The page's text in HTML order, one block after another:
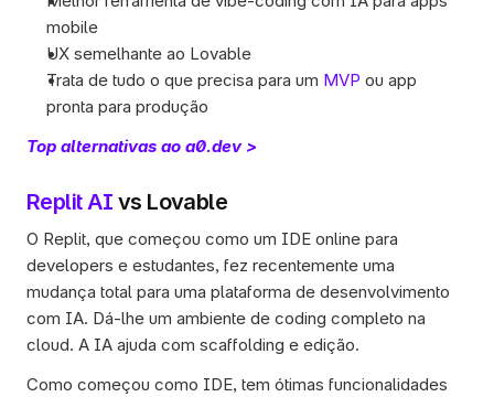
mobile
UX semelhante ao Lovable
Trata de tudo o que precisa para um MVP ou app
pronta para produção
Top alternativas ao a0.dev >
Replit AI vs Lovable
O Replit, que começou como um IDE online para
developers e estudantes, fez recentemente uma
mudança total para uma plataforma de desenvolvimento
com IA. Dá-lhe um ambiente de coding completo na
cloud. A IA ajuda com scaffolding e edição.
Como começou como IDE, tem ótimas funcionalidades